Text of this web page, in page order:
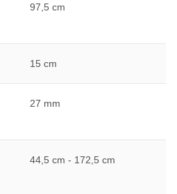
97,5 cm
15 cm
27 mm
44,5 cm - 172,5 cm